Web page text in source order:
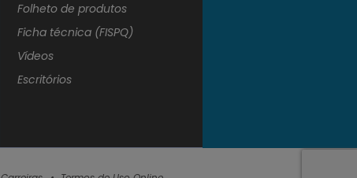
Folheto de produtos
Ficha técnica (FISPQ)
Vídeos
Escritórios